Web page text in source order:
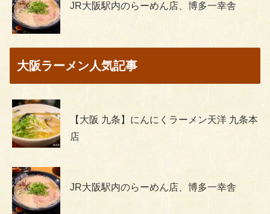
JR大阪駅内のらーめん店、博多一幸舎
大阪ラーメン人気記事
【大阪 九条】にんにくラーメン天洋 九条本
店
JR大阪駅内のらーめん店、博多一幸舎